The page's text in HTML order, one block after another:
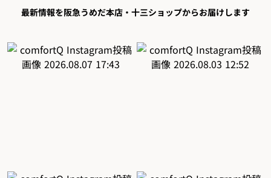
最新情報を阪急うめだ本店・十三ショップからお届けします